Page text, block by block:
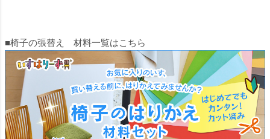
■椅子の張替え 材料一覧はこちら